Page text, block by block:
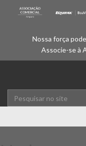
Nossa força
Associe-se à